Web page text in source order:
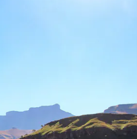
ili ih pregledajte dodirom ili